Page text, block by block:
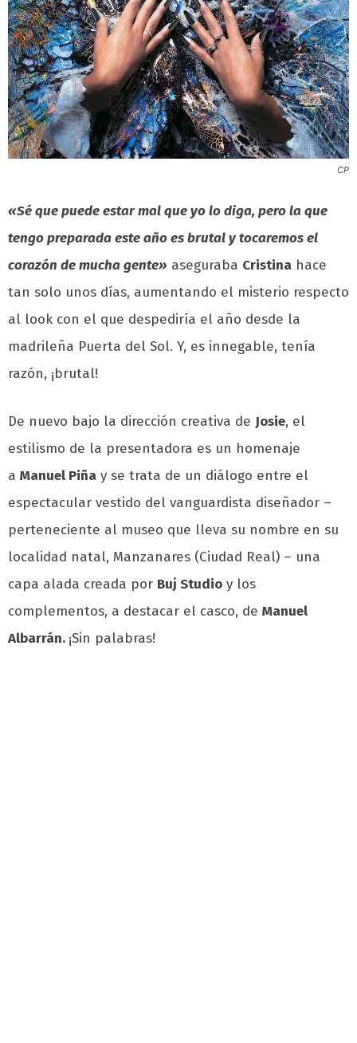
CP
«Sé que puede estar mal que yo lo diga, pero la que
tengo preparada este año es brutal y tocaremos el
corazón de mucha gente» aseguraba Cristina hace
tan solo unos días, aumentando el misterio respecto
al look con el que despediría el año desde la
madrileña Puerta del Sol. Y, es innegable, tenía
razón, ¡brutal!
De nuevo bajo la dirección creativa de Josie, el
estilismo de la presentadora es un homenaje
a Manuel Piña y se trata de un diálogo entre el
espectacular vestido del vanguardista diseñador –
perteneciente al museo que lleva su nombre en su
localidad natal, Manzanares (Ciudad Real) – una
capa alada creada por Buj Studio y los
complementos, a destacar el casco, de Manuel
Albarrán. ¡Sin palabras!